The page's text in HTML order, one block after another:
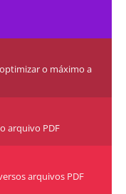
o máximo a
arquivo PDF
arquivos PDF